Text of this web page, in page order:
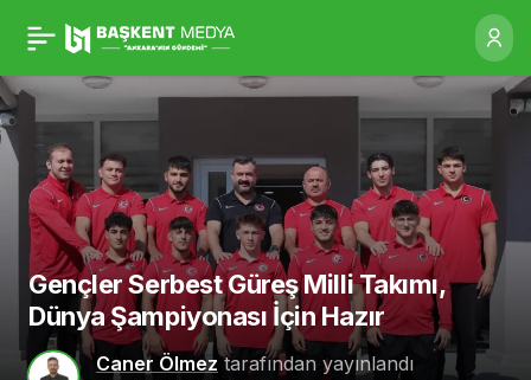
Gençler Serbest Güreş Milli Takımı,
Dünya Şampiyonası İçin Hazır
Caner Ölmeztarafından yayınlandı
Gençler Serbest Güreş
Milli Takımı, Dünya
Şampiyonası İçin Hazır
0